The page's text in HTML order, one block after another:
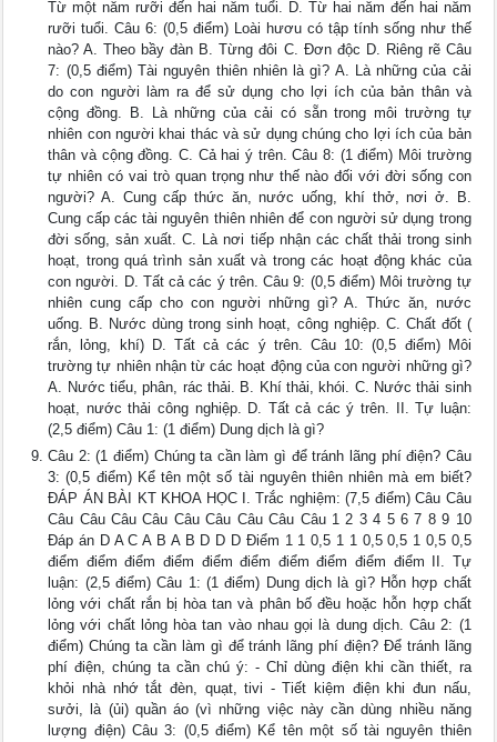
Từ một năm rưỡi đến hai năm tuổi. D. Từ hai năm đến hai năm
rưỡi tuổi. Câu 6: (0,5 điểm) Loài hươu có tập tính sống như thế
nào? A. Theo bầy đàn B. Từng đôi C. Đơn độc D. Riêng rẽ Câu
7: (0,5 điểm) Tài nguyên thiên nhiên là gì? A. Là những của cải
do con người làm ra để sử dụng cho lợi ích của bản thân và
cộng đồng. B. Là những của cải có sẵn trong môi trường tự
nhiên con người khai thác và sử dụng chúng cho lợi ích của bản
thân và cộng đồng. C. Cả hai ý trên. Câu 8: (1 điểm) Môi trường
tự nhiên có vai trò quan trọng như thế nào đối với đời sống con
người? A. Cung cấp thức ăn, nước uống, khí thở, nơi ở. B.
Cung cấp các tài nguyên thiên nhiên để con người sử dụng trong
đời sống, sản xuất. C. Là nơi tiếp nhận các chất thải trong sinh
hoạt, trong quá trình sản xuất và trong các hoạt động khác của
con người. D. Tất cả các ý trên. Câu 9: (0,5 điểm) Môi trường tự
nhiên cung cấp cho con người những gì? A. Thức ăn, nước
uống. B. Nước dùng trong sinh hoạt, công nghiệp. C. Chất đốt (
rắn, lỏng, khí) D. Tất cả các ý trên. Câu 10: (0,5 điểm) Môi
trường tự nhiên nhận từ các hoạt động của con người những gì?
A. Nước tiểu, phân, rác thải. B. Khí thải, khói. C. Nước thải sinh
hoạt, nước thải công nghiệp. D. Tất cả các ý trên. II. Tự luận:
(2,5 điểm) Câu 1: (1 điểm) Dung dịch là gì?
Câu 2: (1 điểm) Chúng ta cần làm gì để tránh lãng phí điện? Câu
3: (0,5 điểm) Kể tên một số tài nguyên thiên nhiên mà em biết?
ĐÁP ÁN BÀI KT KHOA HỌC I. Trắc nghiệm: (7,5 điểm) Câu Câu
Câu Câu Câu Câu Câu Câu Câu Câu Câu 1 2 3 4 5 6 7 8 9 10
Đáp án D A C A B A B D D D Điểm 1 1 0,5 1 1 0,5 0,5 1 0,5 0,5
điểm điểm điểm điểm điểm điểm điểm điểm điểm điểm II. Tự
luận: (2,5 điểm) Câu 1: (1 điểm) Dung dịch là gì? Hỗn hợp chất
lỏng với chất rắn bị hòa tan và phân bố đều hoặc hỗn hợp chất
lỏng với chất lỏng hòa tan vào nhau gọi là dung dịch. Câu 2: (1
điểm) Chúng ta cần làm gì để tránh lãng phí điện? Để tránh lãng
phí điện, chúng ta cần chú ý: - Chỉ dùng điện khi cần thiết, ra
khỏi nhà nhớ tắt đèn, quạt, tivi - Tiết kiệm điện khi đun nấu,
sưởi, là (ủi) quần áo (vì những việc này cần dùng nhiều năng
lượng điện) Câu 3: (0,5 điểm) Kể tên một số tài nguyên thiên